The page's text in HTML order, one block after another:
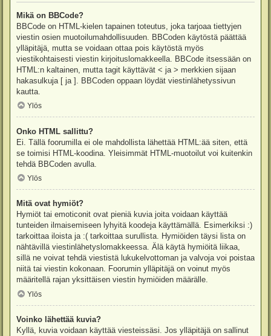
Mikä on BBCode?
BBCode on HTML-kielen tapainen toteutus, joka tarjoaa tiettyjen
viestin osien muotoilumahdollisuuden. BBCoden käytöstä päättää
ylläpitäjä, mutta se voidaan ottaa pois käytöstä myös
viestikohtaisesti viestin kirjoituslomakkeella. BBCode itsessään on
HTML:n kaltainen, mutta tagit käyttävät < ja > merkkien sijaan
hakasulkuja [ ja ]. BBCoden oppaan löydät viestinlähetyssivun
kautta.
Ylös
Onko HTML sallittu?
Ei. Tällä foorumilla ei ole mahdollista lähettää HTML:ää siten, että
se toimisi HTML-koodina. Yleisimmät HTML-muotoilut voi kuitenkin
tehdä BBCoden avulla.
Ylös
Mitä ovat hymiöt?
Hymiöt tai emoticonit ovat pieniä kuvia joita voidaan käyttää
tunteiden ilmaisemiseen lyhyitä koodeja käyttämällä. Esimerkiksi :)
tarkoittaa iloista ja :( tarkoittaa surullista. Hymiöiden täysi lista on
nähtävillä viestinlähetyslomakkeessa. Älä käytä hymiöitä liikaa,
sillä ne voivat tehdä viestistä lukukelvottoman ja valvoja voi poistaa
niitä tai viestin kokonaan. Foorumin ylläpitäjä on voinut myös
määritellä rajan yksittäisen viestin hymiöiden määrälle.
Ylös
Voinko lähettää kuvia?
Kyllä, kuvia voidaan käyttää viesteissäsi. Jos ylläpitäjä on sallinut